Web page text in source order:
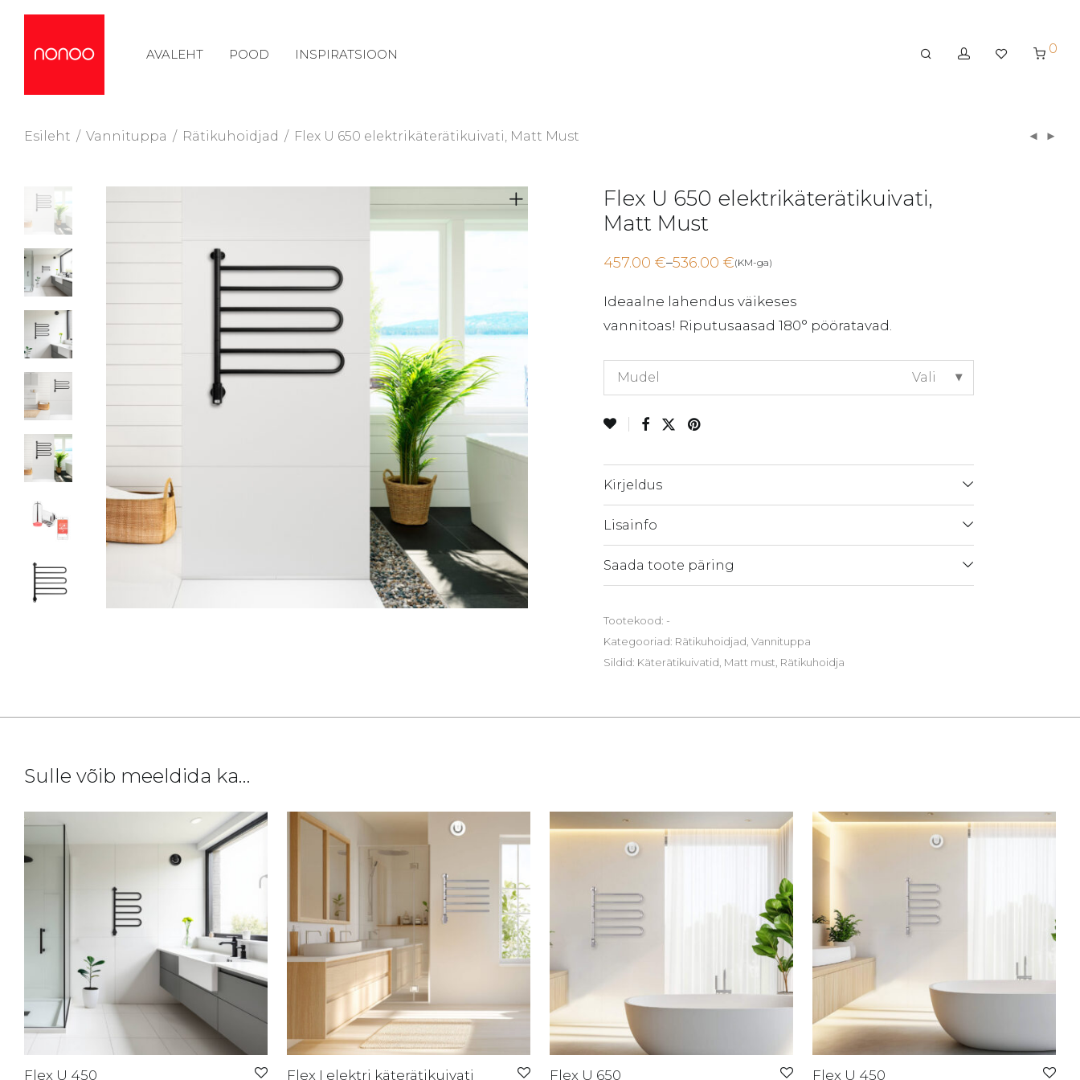
AVALEHT POOD INSPIRATSIOON 0
Esileht / Vannituppa / Rätikuhoidjad / Flex U 650 elektrikäterätikuivati, Matt Must
Flex U 650 elektrikäterätikuivati,
Matt Must
457.00 €–536.00 €
Price
457.00 €
through
536.00 €
(KM-ga)
Ideaalne lahendus väikeses
vannitoas! Riputusaasad 180° pööratavad.
Mudel Vali
Kirjeldus
Lisainfo
Saada toote päring
Tootekood: -
Kategooriad: Rätikuhoidjad Vannituppa
Sildid: Käterätikuivatid Matt must Rätikuhoidja
Sulle võib meeldida ka…
Flex U 450
Flex I elektri käterätikuivati
Flex U 650
Flex U 450